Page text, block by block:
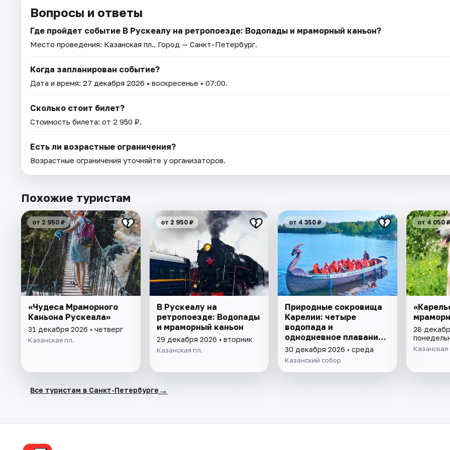
Вопросы и ответы
Где пройдет событие В Рускеалу на ретропоезде: Водопады и мраморный каньон?
Место проведения: Казанская пл.. Город — Санкт-Петербург.
Когда запланирован событие?
Дата и время: 27 декабря 2026 • воскресенье • 07:00.
Сколько стоит билет?
Стоимость билета: от 2 950 ₽.
Есть ли возрастные ограничения?
Возрастные ограничения уточняйте у организаторов.
Похожие туристам
от 2 950 ₽
«Чудеса Мраморного
Каньона Рускеала»
31 декабря 2026 • четверг
Казанская пл.
от 2 950 ₽
В Рускеалу на
ретропоезде: Водопады
и мраморный каньон
29 декабря 2026 • вторник
Казанская пл.
от 4 350 ₽
Природные сокровища
Карелии: четыре
водопада и
однодневное плавание
на ладье среди
ладожских шхер
30 декабря 2026 • среда
Казанский собор
от 4 050 ₽
28
Казанская
Все туристам в Санкт-Петербурге →